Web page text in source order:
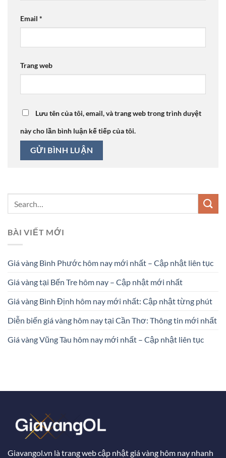
Email *
Trang web
Lưu tên của tôi, email, và trang web trong trình duyệt
này cho lần bình luận kế tiếp của tôi.
BÀI VIẾT MỚI
Giá vàng Bình Phước hôm nay mới nhất – Cập nhật liên tục
Giá vàng tại Bến Tre hôm nay – Cập nhật mới nhất
Giá vàng Bình Định hôm nay mới nhất: Cập nhật từng phút
Diễn biến giá vàng hôm nay tại Cần Thơ: Thông tin mới nhất
Giá vàng Vũng Tàu hôm nay mới nhất – Cập nhật liên tục
Giavangol.vn là trang web cập nhật giá vàng hôm nay nhanh